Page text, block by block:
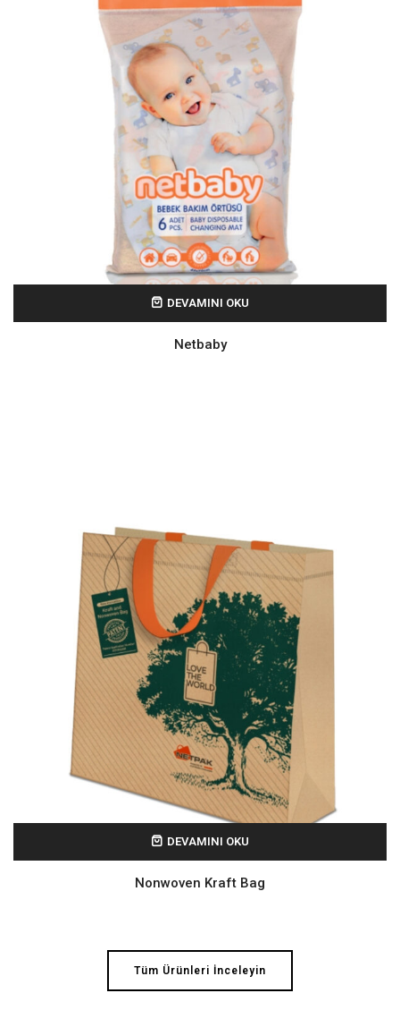
DEVAMINI OKU
Netbaby
DEVAMINI OKU
Nonwoven Kraft Bag
Tüm Ürünleri İnceleyin